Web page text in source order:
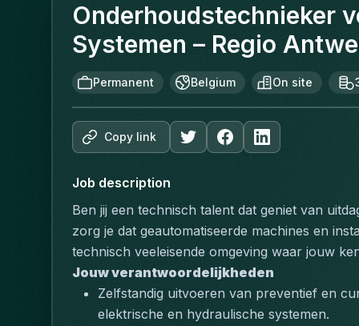
Onderhoudstechnieker
Systemen – Regio
Permanent Belgium On site
Copy link
Job description
Ben jij een technisch talent dat geniet van
zorg je dat geautomatiseerde machines en
technisch veeleisende omgeving waar jouw
Jouw verantwoordelijkheden
Zelfstandig uitvoeren van preventief en
elektrische en hydraulische systemen.